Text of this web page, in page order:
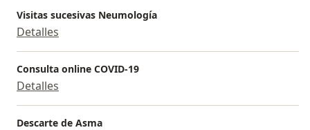
Visitas sucesivas Neumología
Detalles
Consulta online COVID-19
Detalles
Descarte de Asma